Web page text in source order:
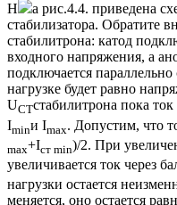
Н
а рис.4.4. приведена
стабилизатора. Обратите
стабилитрона: катод
входного напряжения, а
подключается
нагрузке будет равно
UСТстабилитрона пока
Iminи Imax. Допустим, что
max+Iст min)/2. При
увеличивается ток через
нагрузки остается
меняется, оно остается